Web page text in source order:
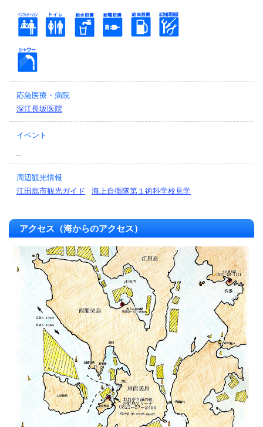
応急医療・病院
深江長坂医院
イベント
周辺観光情報
江田島市観光ガイド
海上自衛隊第１術科学校見学
アクセス（海からのアクセス）